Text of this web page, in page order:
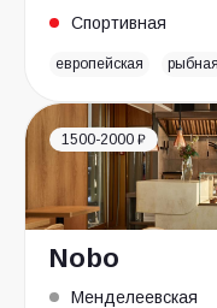
Спортивная
европейская рыбная
1500-2000 ₽
Nobo
Менделеевская